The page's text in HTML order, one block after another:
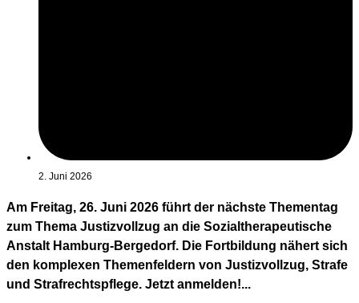
2. Juni 2026
Am Freitag, 26. Juni 2026 führt der nächste Thementag
zum Thema Justizvollzug an die Sozialtherapeutische
Anstalt Hamburg-Bergedorf. Die Fortbildung nähert sich
den komplexen Themenfeldern von Justizvollzug, Strafe
und Strafrechtspflege. Jetzt anmelden!...